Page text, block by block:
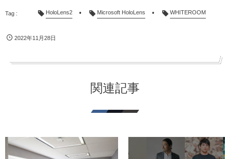
HoloLens2 Microsoft HoloLens WHITEROOM
2022年11月28日
関連記事